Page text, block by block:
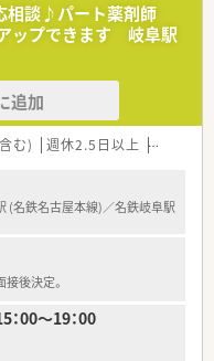
応相談♪パート薬剤師
ップできます 岐阜駅
追加
む) 週休2.5日以上 週32h以
(名鉄名古屋本線)／名鉄岐阜駅
後決定。
00～19：00